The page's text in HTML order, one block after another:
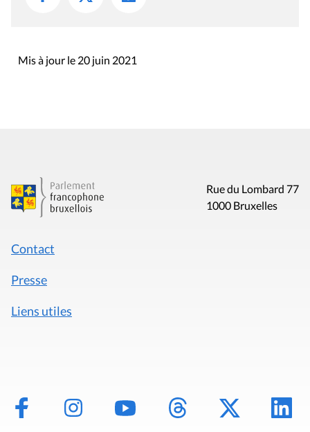
Mis à jour le 20 juin 2021
Rue du Lombard 77
1000 Bruxelles
Contact
Presse
Liens utiles